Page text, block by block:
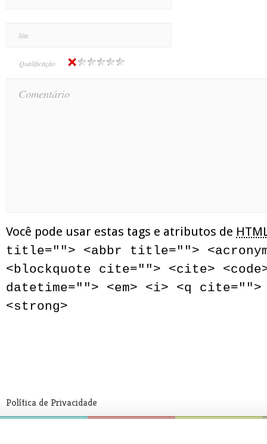
Qualificação
Você pode usar estas tags e atributos de
title=""> <abbr title="">
<blockquote cite=""> <cite>
datetime=""> <em> <i> <q
<strong>
Política de Privacidade